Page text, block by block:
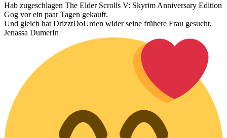
Hab zugeschlagen The Elder Scrolls V: Skyrim Anniversary Edition
Gog vor ein paar Tagen gekauft.
Und gleich hat DrizztDoUrden wider seine frühere Frau gesucht,
Jenassa DumerIn